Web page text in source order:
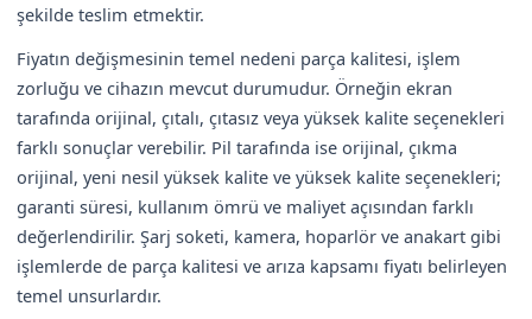
şekilde teslim etmektir.
Fiyatın değişmesinin temel nedeni parça kalitesi, işlem
zorluğu ve cihazın mevcut durumudur. Örneğin ekran
tarafında orijinal, çıtalı, çıtasız veya yüksek kalite seçenekleri
farklı sonuçlar verebilir. Pil tarafında ise orijinal, çıkma
orijinal, yeni nesil yüksek kalite ve yüksek kalite seçenekleri;
garanti süresi, kullanım ömrü ve maliyet açısından farklı
değerlendirilir. Şarj soketi, kamera, hoparlör ve anakart gibi
işlemlerde de parça kalitesi ve arıza kapsamı fiyatı belirleyen
temel unsurlardır.